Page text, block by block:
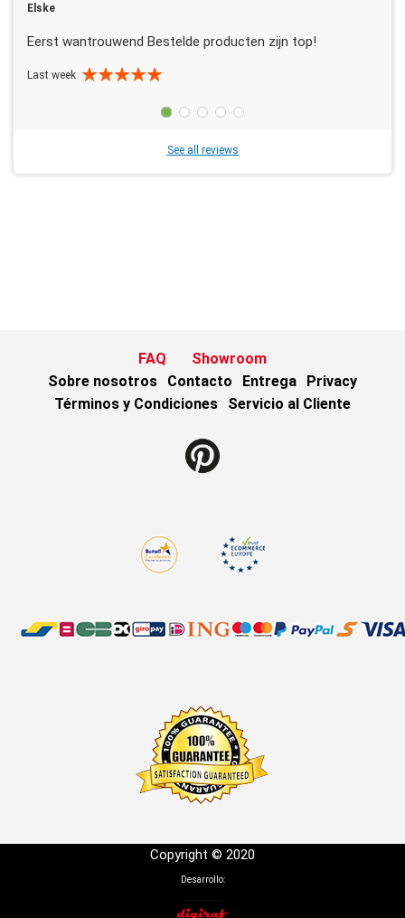
Elske
Eerst wantrouwend Bestelde producten zijn top!
Last week
See all reviews
FAQ
Showroom
Sobre nosotros
Contacto Entrega
Privacy
Términos y Condiciones
Servicio al Cliente
Copyright © 2020
Desarrollo: